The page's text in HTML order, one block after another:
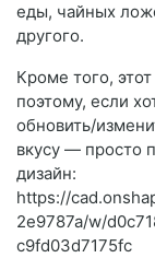
еды, чайных
другого.
Кроме того,
поэтому, если
обновить/
вкусу — просто
дизайн:
https://
2e9787a/w/
c9fd03d7175fc